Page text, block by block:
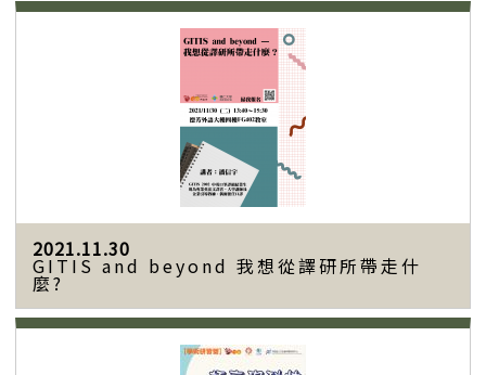
2021.11.30
GITIS and beyond 我想從譯研所帶走什
麼?